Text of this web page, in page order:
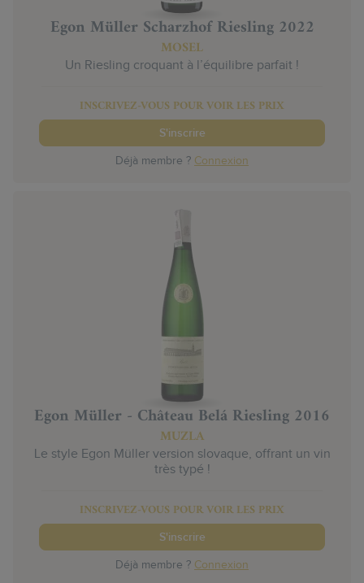
Egon Müller Scharzhof Riesling 2022
MOSEL
Un Riesling croquant à l’équilibre parfait !
INSCRIVEZ-VOUS POUR VOIR LES PRIX
S'inscrire
Déjà membre ? Connexion
Egon Müller - Château Belá Riesling 2016
MUZLA
Le style Egon Müller version slovaque, offrant un vin
très typé !
INSCRIVEZ-VOUS POUR VOIR LES PRIX
S'inscrire
Déjà membre ? Connexion